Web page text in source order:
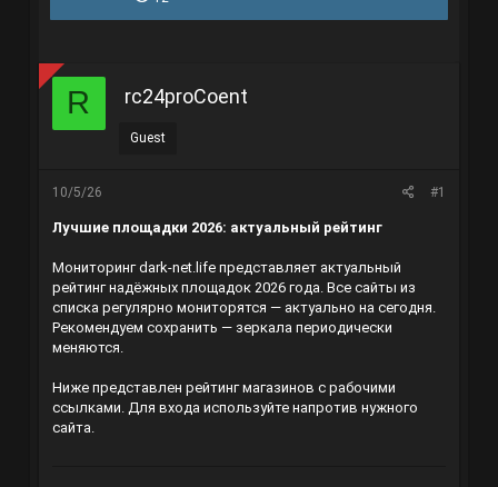
t
r
R rc24proCoent
Guest
10/5/26 #1
Лучшие площадки 2026: актуальный рейтинг
Мониторинг dark-net.life представляет актуальный
рейтинг надёжных площадок 2026 года. Все сайты из
списка регулярно мониторятся — актуально на сегодня.
Рекомендуем сохранить — зеркала периодически
меняются.
Ниже представлен рейтинг магазинов с рабочими
ссылками. Для входа используйте напротив нужного
сайта.